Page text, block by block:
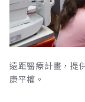
遠距醫療計畫，提
康平權。